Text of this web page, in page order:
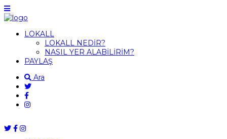
LOKALL
LOKALL NEDİR?
NASIL YER ALABİLİRİM?
PAYLAŞ
Ara